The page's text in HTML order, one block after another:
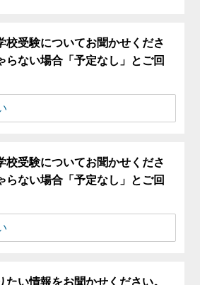
校受験についてお聞かせくださ
らない場合「予定なし」とご回
校受験についてお聞かせくださ
らない場合「予定なし」とご回
たい情報をお聞かせください。